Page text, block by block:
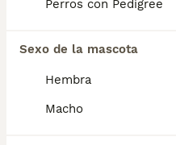
Perros con Pedigree
Sexo de la mascota
Hembra
Macho
Informarse bien y
decisión.